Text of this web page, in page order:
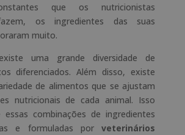
que os nutricionistas
os ingredientes das suas
muito.
uma grande diversidade de
diferenciados. Além disso, existe
de alimentos que se ajustam
nutricionais de cada animal. Isso
essas combinações de ingredientes
e formuladas porveterinários